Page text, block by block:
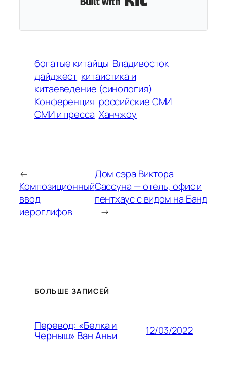
богатые китайцы Владивосток
дайджест китаистика и
китаеведение (синология)
Конференция российские СМИ
СМИ и пресса Ханчжоу
←
Композиционный
ввод
иероглифов
Дом сэра Виктора
Сассуна — отель, офис и
пентхаус с видом на Банд
→
БОЛЬШЕ ЗАПИСЕЙ
Перевод: «Белка и
Черныш» Ван Аньи 12/03/2022